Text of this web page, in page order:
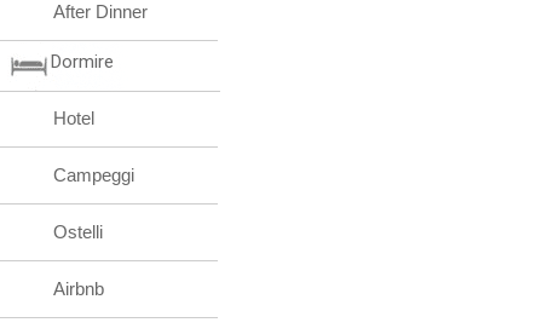
After Dinner
Dormire
Hotel
Campeggi
Ostelli
Airbnb